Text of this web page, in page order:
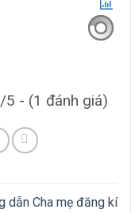
5 - (1 đánh giá)
dẫn Cha mẹ đăng kí